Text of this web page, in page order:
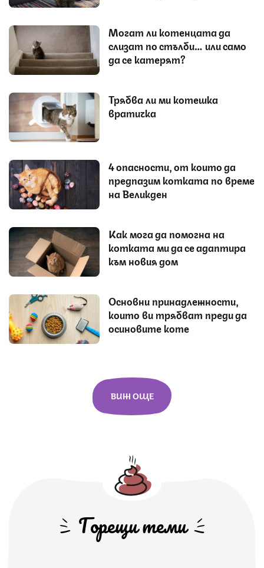
Могат ли котенцата да
слизат по стълби… или само
да се катерят?
Трябва ли ми котешка
вратичка
4 опасности, от които да
предпазим котката по време
на Великден
Как мога да помогна на
котката ми да се адаптира
към новия дом
Основни принадлежности,
които ви трябват преди да
осиновите коте
ВИЖ ОЩЕ
Горещи теми